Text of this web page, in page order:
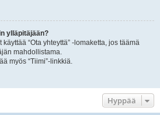
ylläpitäjään?
“Ota yhteyttä” -lomaketta, jos täämä
mahdollistama.
myös “Tiimi”-linkkiä.
Hyppää